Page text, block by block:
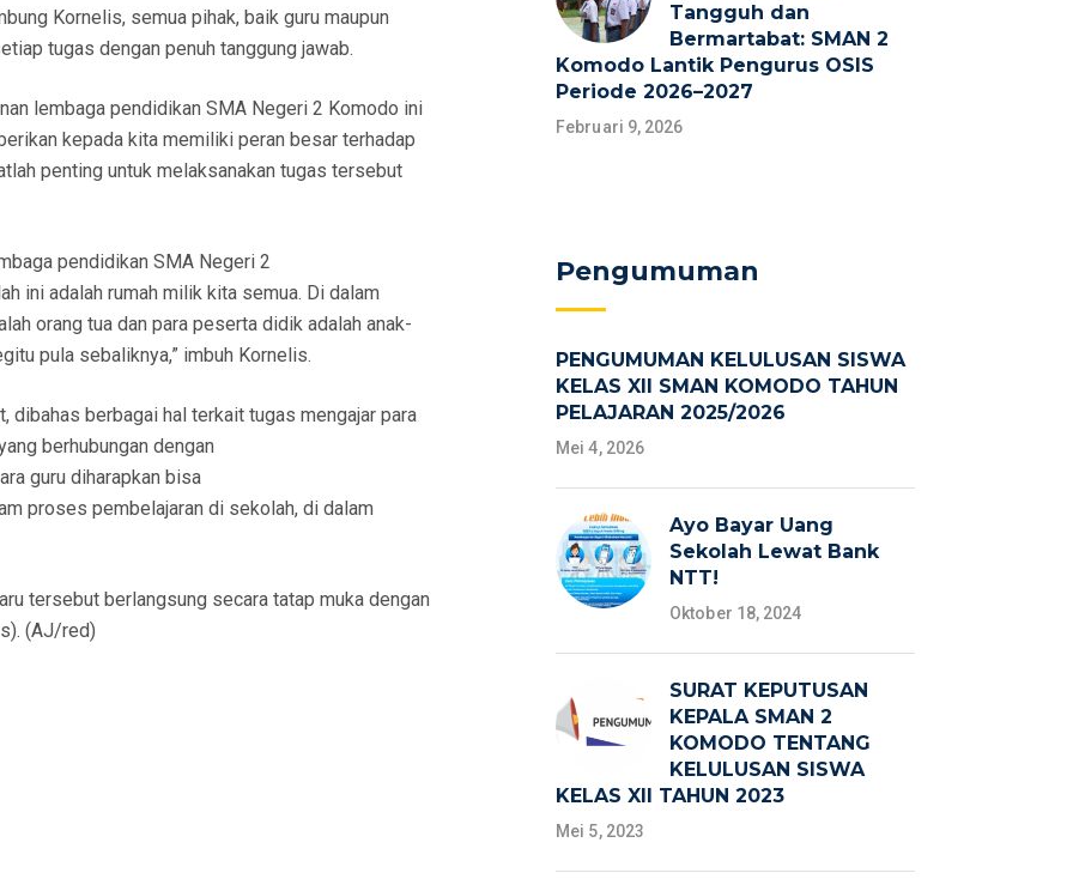
Kornelis, semua pihak, baik guru maupun
tugas dengan penuh tanggung jawab.
lembaga pendidikan SMA Negeri 2 Komodo ini
kepada kita memiliki peran besar terhadap
penting untuk melaksanakan tugas tersebut
pendidikan SMA Negeri 2
ini adalah rumah milik kita semua. Di dalam
orang tua dan para peserta didik adalah anak-
pula sebaliknya,” imbuh Kornelis.
dibahas berbagai hal terkait tugas mengajar para
berhubungan dengan
guru diharapkan bisa
proses pembelajaran di sekolah, di dalam
tersebut berlangsung secara tatap muka dengan
(AJ/red)
Tangguh dan
Bermartabat: SMAN 2
Komodo Lantik Pengurus OSIS
Periode 2026–2027
Februari 9, 2026
Pengumuman
PENGUMUMAN KELULUSAN SISWA
KELAS XII SMAN KOMODO TAHUN
PELAJARAN 2025/2026
Mei 4, 2026
Ayo Bayar Uang
Sekolah Lewat Bank
NTT!
Oktober 18, 2024
SURAT KEPUTUSAN
KEPALA SMAN 2
KOMODO TENTANG
KELULUSAN SISWA
KELAS XII TAHUN 2023
Mei 5, 2023